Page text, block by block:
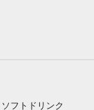
ソフトドリンク